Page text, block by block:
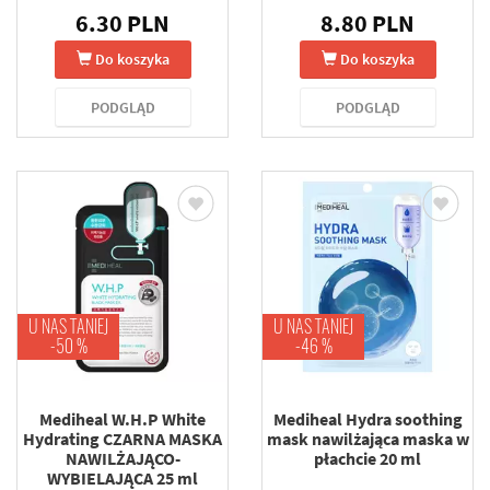
24 ml
6.30 PLN
Do koszyka
PODGLĄD
8.80 PLN
Do koszyka
PODGLĄD
U NAS TANIEJ
-50 %
Mediheal W.H.P White
Hydrating CZARNA MASKA
NAWILŻAJĄCO-
WYBIELAJĄCA 25 ml
U NAS TANIEJ
-46 %
Mediheal Hydra soothing
mask nawilżająca maska w
płachcie 20 ml